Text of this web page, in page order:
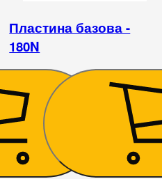
Пластина базова -
180N
1 116 ₴